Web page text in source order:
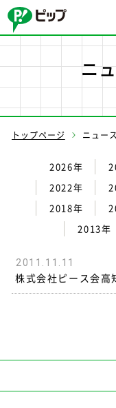
ニ
トップページ ニュー
2026年
2022年
2018年
2013年
2011.11.11
株式会社ピース会高